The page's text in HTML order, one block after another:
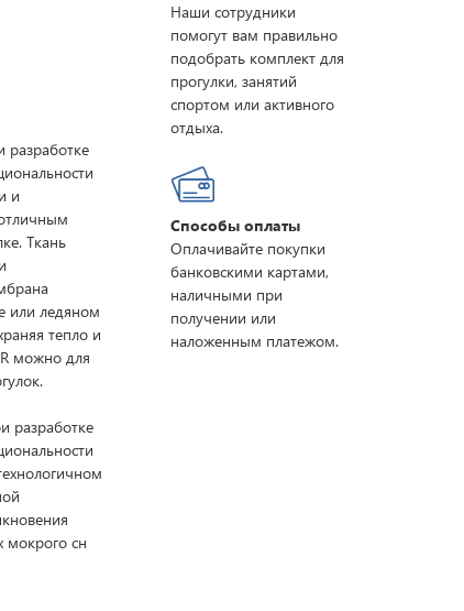
разработке
и
Ткань
или ледяном
тепло и
можно для
разработке
мокрого сн
Наши сотрудники
помогут вам правильно
подобрать комплект для
прогулки, занятий
спортом или активного
отдыха.
Способы оплаты
Оплачивайте покупки
банковскими картами,
наличными при
получении или
наложенным платежом.